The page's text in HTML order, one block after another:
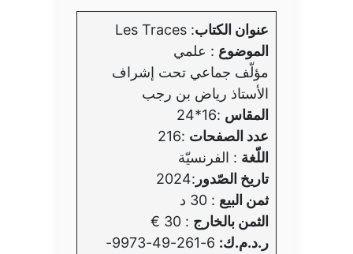
عنوان الكتاب: Les Traces
الموضوع : علمي
مؤلّف جماعي تحت إشراف
الأستاذ رياض بن رجب
المقاس :16*24
عدد الصفحات :216
اللّغة : الفرنسيّة
تاريخ الصّدور :2024
ثمن البيع : 30 د
الثمن بالخارج : 30 €
ر.د.م.ك:
6-261-49-9973-